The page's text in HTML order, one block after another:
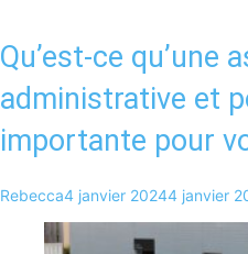
Qu’est-ce qu’une
administrative et
importante pour
Rebecca4 janvier 20244 janvier